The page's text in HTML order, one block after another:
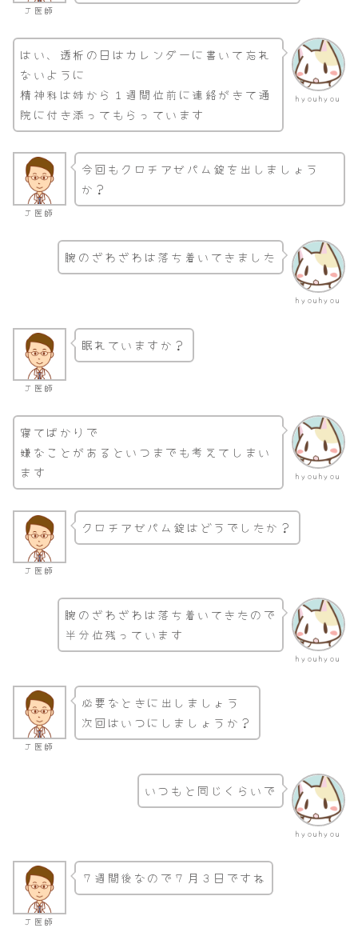
Ｊ医師
hyouhyou
はい、透析の日はカレンダーに書いて忘れ
ないように
精神科は姉から１週間位前に連絡がきて通
院に付き添ってもらっています
Ｊ医師
今回もクロチアゼパム錠を出しましょう
か？
hyouhyou
腕のざわざわは落ち着いてきました
Ｊ医師
眠れていますか？
hyouhyou
寝てばかりで
嫌なことがあるといつまでも考えてしまい
ます
Ｊ医師
クロチアゼパム錠はどうでしたか？
hyouhyou
腕のざわざわは落ち着いてきたので
半分位残っています
Ｊ医師
必要なときに出しましょう
次回はいつにしましょうか？
hyouhyou
いつもと同じくらいで
Ｊ医師
７週間後なので７月３日ですね